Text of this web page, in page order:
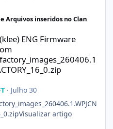
Arquivos inseridos no Clan
ENG Firmware
· Julho 30
artigo